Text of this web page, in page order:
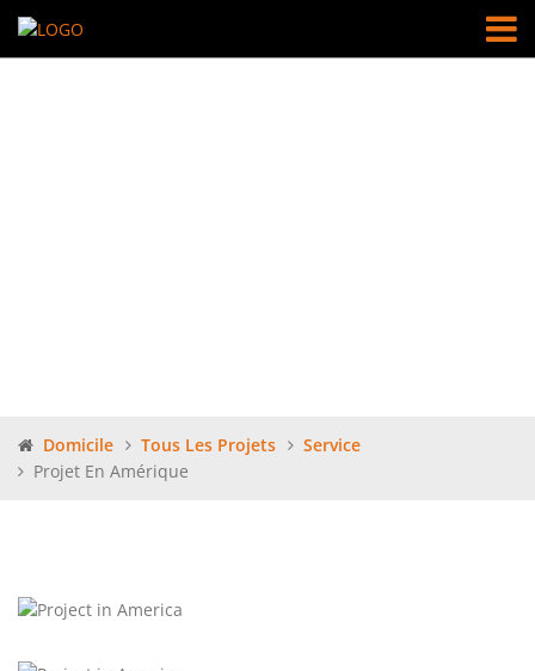
Domicile Tous Les Projets
Service
Projet En Amérique